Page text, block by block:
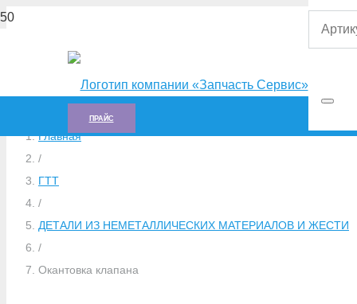
ПРАЙС
Главная
/
ГTT
/
ДЕТАЛИ ИЗ НЕМЕТАЛЛИЧЕСКИХ МАТЕРИАЛОВ И ЖЕСТИ
/
Окантовка клапана